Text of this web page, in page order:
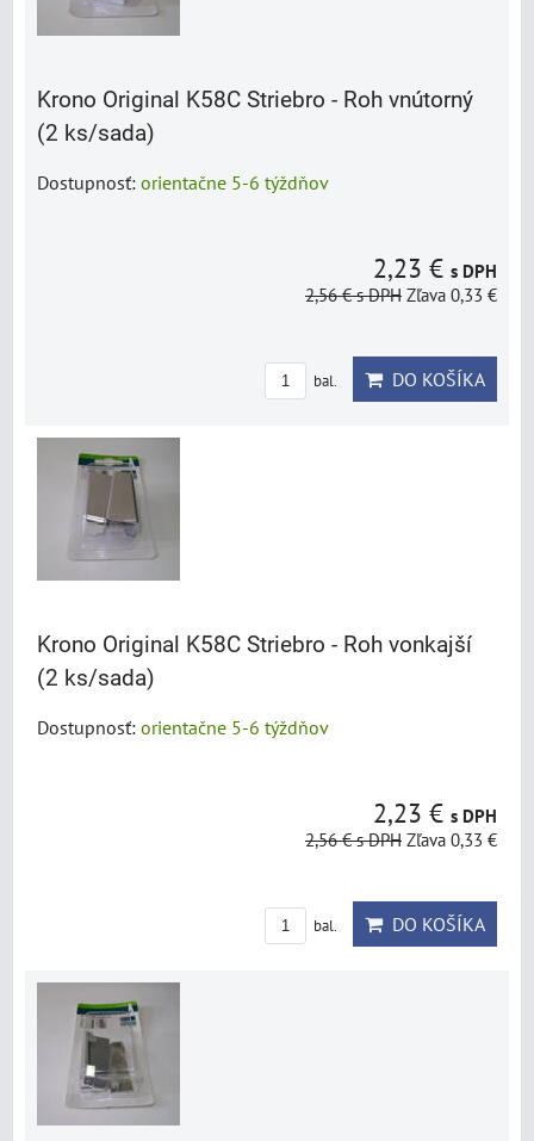
Krono Original K58C Striebro - Roh vnútorný
(2 ks/sada)
Dostupnosť: orientačne 5-6 týždňov
2,23 € s DPH
2,56 €s DPH Zľava 0,33 €
bal. DO KOŠÍKA
Krono Original K58C Striebro - Roh vonkajší
(2 ks/sada)
Dostupnosť: orientačne 5-6 týždňov
2,23 € s DPH
2,56 €s DPH Zľava 0,33 €
bal. DO KOŠÍKA